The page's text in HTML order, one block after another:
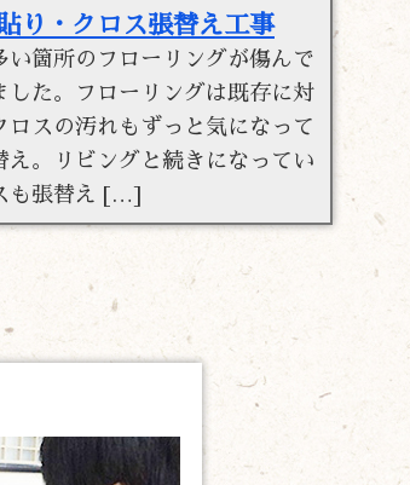
り・クロス張替え工事
い箇所のフローリングが傷んで
した。フローリングは既存に対
ロスの汚れもずっと気になって
え。リビングと続きになってい
も張替え […]